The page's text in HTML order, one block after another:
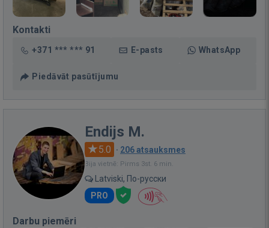
Kontakti
+371 *** *** 91 E-pasts WhatsApp
Piedāvāt pasūtījumu
Endijs M.
5.0 · 206 atsauksmes
Bija vietnē: Pirms 3st. 6 min.
Latviski, По-русски
PRO
Darbu piemēri